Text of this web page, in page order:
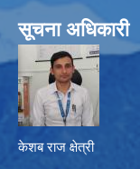
सूचना अधिकारी
केशब राज क्षेत्री